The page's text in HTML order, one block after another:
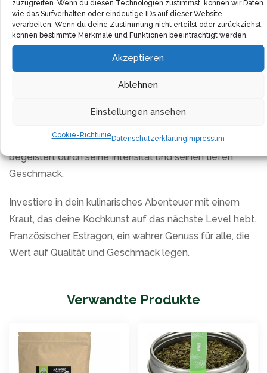
zuzugreifen. Wenn du diesen Technologien zustimmst, können wir Daten
wie das Surfverhalten oder eindeutige IDs auf dieser Website
verarbeiten. Wenn du deine Zustimmung nicht erteilst oder zurückziehst,
können bestimmte Merkmale und Funktionen beeinträchtigt werden.
Akzeptieren
Ablehnen
Einstellungen ansehen
Cookie-RichtlinieDatenschutzerklärungImpressum
Die Blätter werden sorgsam getrocknet, um ihren
charakteristischen Geschmack und ihr Aroma zu
bewahren.
Mit dem Kauf dieses Produkts unterstützt du nicht nur
eine verantwortungsvolle Landwirtschaft, sondern holst
dir auch ein Stück französische Lebensart in deine
französische Estragon ist vielseitig einsetzbar und
begeistert durch seine Intensität und seinen tiefen
Geschmack.
Investiere in dein kulinarisches Abenteuer mit einem
Kraut, das deine Kochkunst auf das nächste Level hebt.
Französischer Estragon, ein wahrer Genuss für alle, die
Wert auf Qualität und Geschmack legen.
Verwandte Produkte